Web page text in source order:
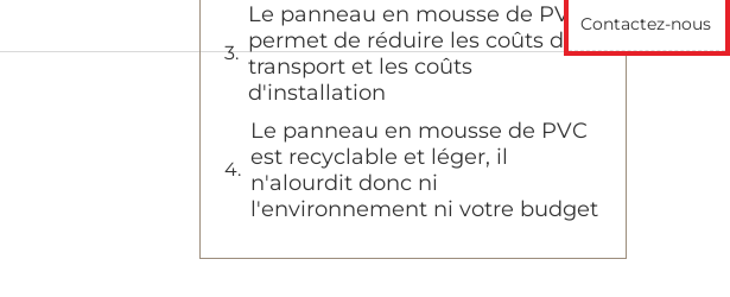
Contactez-nous
Le panneau en mousse de PVC
permet de réduire les coûts de
transport et les coûts
d'installation
Le panneau en mousse de PVC
est recyclable et léger, il
n'alourdit donc ni
l'environnement ni votre budget